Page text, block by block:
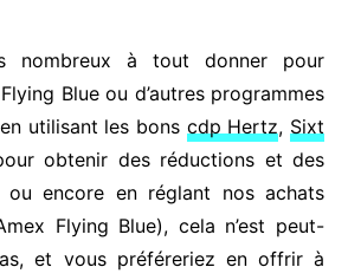
nombreux à tout donner pour
Blue ou d’autres programmes
utilisant les bons cdp Hertz, Sixt
obtenir des réductions et des
ou encore en réglant nos achats
Flying Blue), cela n’est peut-
et vous préféreriez en offrir à